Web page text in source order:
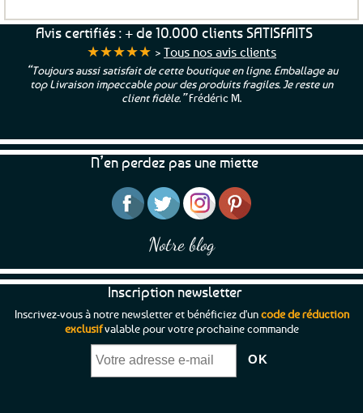
Avis certifiés : + de 10.000 clients SATISFAITS
★★★★★ > Tous nos avis clients
“Toujours aussi satisfait de cette boutique en ligne. Emballage au
top Livraison impeccable pour des produits fragiles. Je reste un
client fidèle.”Frédéric M.
N’en perdez pas une miette
Notre blog
Inscription newsletter
Inscrivez-vous à notre newsletter et bénéficiez d'uncode de réduction
exclusifvalable pour votre prochaine commande